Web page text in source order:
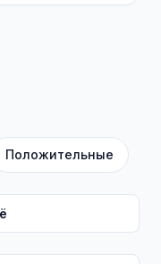
Положительные